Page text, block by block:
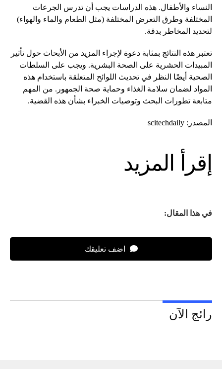
النساء والأطفال. هذه الدراسات يجب أن تدرس الجرعات
المختلفة وطرق التعرض المختلفة (مثل الطعام والماء والهواء)
لتحديد المخاطر بدقة.
تعتبر هذه النتائج بمثابة دعوة لإجراء المزيد من الأبحاث حول تأثير
المبيدات الحشرية على الصحة البشرية. ويجب على السلطات
الصحية أيضًا النظر في تحديث اللوائح المتعلقة باستخدام هذه
المواد لضمان سلامة الغذاء وحماية صحة الجمهور. من المهم
متابعة تطورات البحث وتوصيات الخبراء بشأن هذه القضية.
المصدر: scitechdaily
إقرأ المزيد
في هذا المقال:
اضف تعليقك
رائج الآن